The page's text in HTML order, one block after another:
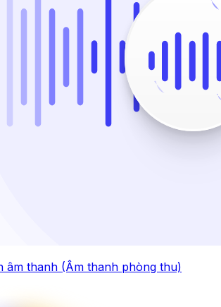
âm thanh (Âm thanh phòng thu)